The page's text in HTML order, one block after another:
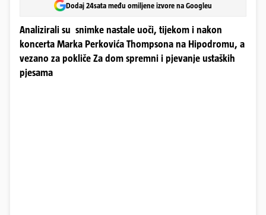
Dodaj 24sata među omiljene izvore na Googleu
Analizirali su snimke nastale uoči, tijekom i nakon
koncerta Marka Perkovića Thompsona na Hipodromu, a
vezano za pokliče Za dom spremni i pjevanje ustaških
pjesama